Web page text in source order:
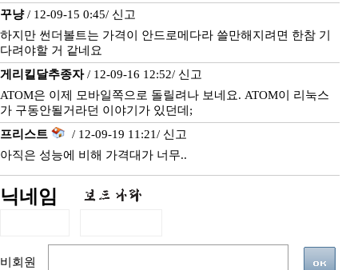
꾸냥/ 12-09-15 0:45/ 신고
하지만 썬더볼트는 가격이 안드로메다라 쓸만해지려면 한참 기
다려야할 거 같네요
게리킬달추종자/ 12-09-16 12:52/ 신고
ATOM은 이제 모바일쪽으로 돌릴려나 보네요. ATOM이 리눅스
가 구동안될거라던 이야기가 있던데;
프리스트
/ 12-09-19 11:21/ 신고
아직은 성능에 비해 가격대가 너무..
닉네임
비회원